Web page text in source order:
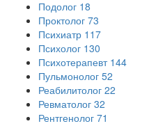
Подолог 18
Проктолог 73
Психиатр 117
Психолог 130
Психотерапевт 144
Пульмонолог 52
Реабилитолог 22
Ревматолог 32
Рентгенолог 71